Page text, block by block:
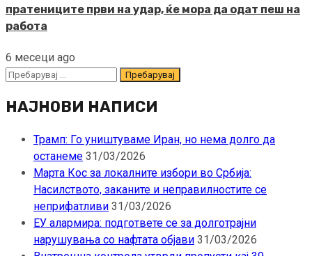
пратениците први на удар, ќе мора да одат пеш на
работа
6 месеци ago
Пребарувај
НАЈНОВИ НАПИСИ
Трамп: Го уништуваме Иран, но нема долго да
останеме 31/03/2026
Марта Кос за локалните избори во Србија:
Насилството, заканите и неправилностите се
неприфатливи 31/03/2026
ЕУ алармира: подгответе се за долготрајни
нарушувања со нафтата објави 31/03/2026